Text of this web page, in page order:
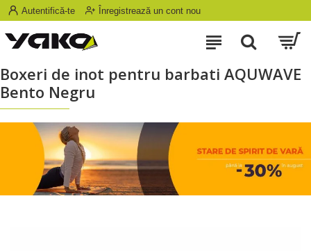
Autentifică-te Înregistrează un cont nou
Boxeri de inot pentru barbati AQUWAVE
Bento Negru